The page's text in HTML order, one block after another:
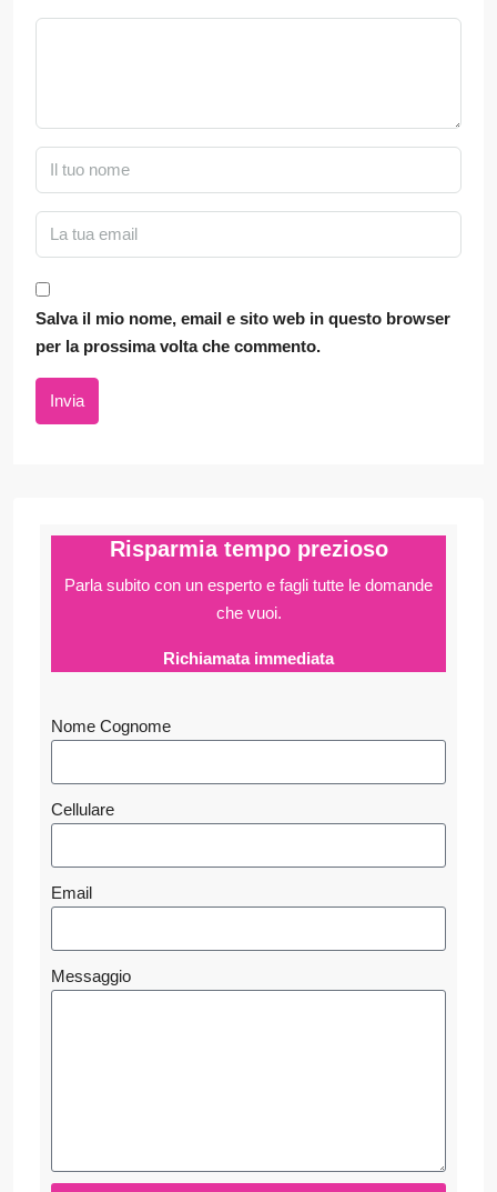
Salva il mio nome, email e sito web in questo browser
per la prossima volta che commento.
Invia
Risparmia tempo prezioso
Parla subito con un esperto e fagli tutte le domande
che vuoi.
Richiamata immediata
Nome Cognome
Cellulare
Email
Messaggio